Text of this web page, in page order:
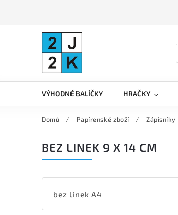
VÝHODNÉ BALÍČKY HRAČKY
Domů / Papírenské zboží / Zápisníky
BEZ LINEK 9 X 14 CM
bez linek A4